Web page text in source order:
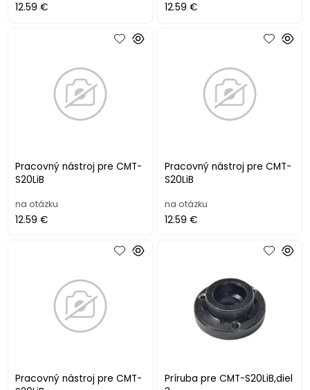
12.59 € 12.59 €
Pracovný nástroj pre CMT-
S20LiB
na otázku
12.59 €
Pracovný nástroj pre CMT-
S20LiB
na otázku
12.59 €
Pracovný nástroj pre CMT-
Príruba pre CMT-S20LiB,diel